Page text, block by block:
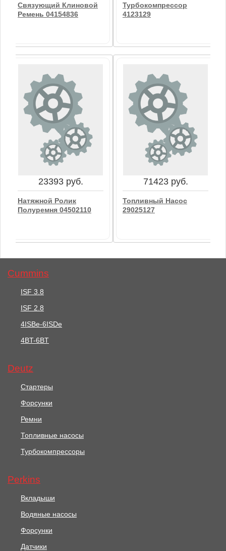
Связующий Клиновой
Ремень 04154836
5715 руб.
Связующий Клиновой
Ремень 04154836
В корзину
Турбокомпрессор
4123129
168367 руб.
Турбокомпрессор
4123129
В корзину
23393 руб.
Натяжной Ролик
Полуремня 04502110
23393 руб.
Натяжной Ролик
71423 руб.
Топливный Насос
29025127
Cummins
ISF 3.8
ISF 2.8
4ISBe-6ISDe
4BT-6BT
Deutz
Стартеры
Форсунки
Ремни
Топливные насосы
Турбокомпрессоры
Perkins
Вкладыши
Водяные насосы
Форсунки
Датчики